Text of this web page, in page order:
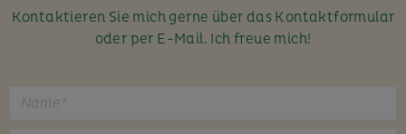
Kontaktieren Sie mich gerne über das Kontaktformular
oder per E-Mail. Ich freue mich!